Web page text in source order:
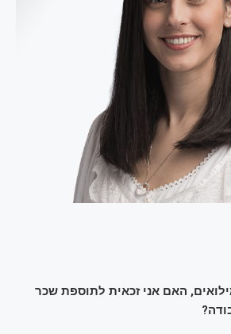
האם אני זכאית לתוספת שכר